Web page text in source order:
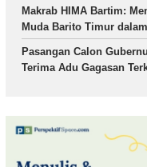
Makrab HIMA Bartim:
Muda Barito Timur
Pasangan Calon
Terima Adu Gagasan